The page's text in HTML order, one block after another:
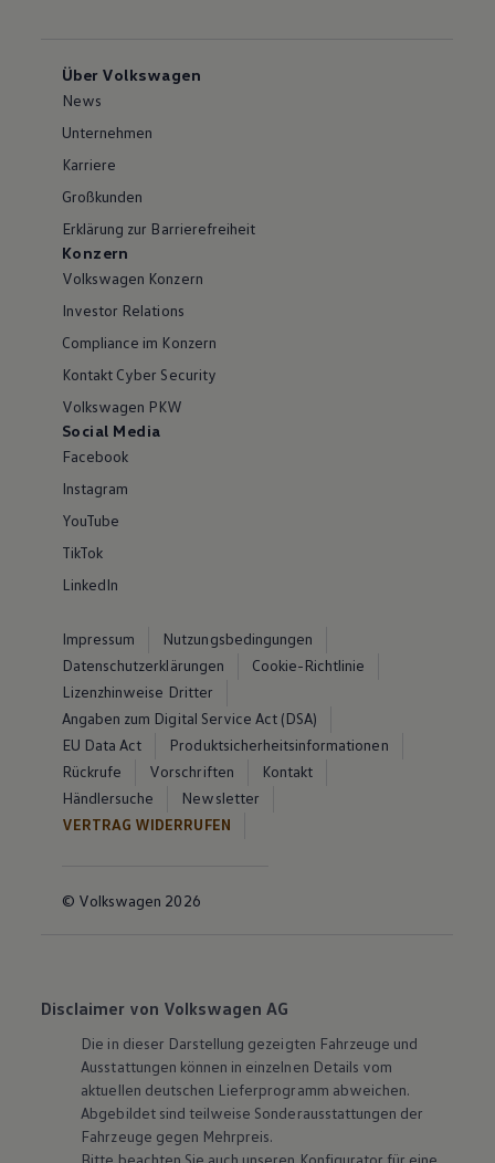
Über Volkswagen
News
Unternehmen
Karriere
Großkunden
Erklärung zur Barrierefreiheit
Konzern
Volkswagen Konzern
Investor Relations
Compliance im Konzern
Kontakt Cyber Security
Volkswagen PKW
Social Media
Facebook
Instagram
YouTube
TikTok
LinkedIn
Impressum
Nutzungsbedingungen
Datenschutzerklärungen
Cookie-Richtlinie
Lizenzhinweise Dritter
Angaben zum Digital Service Act (DSA)
EU Data Act
Produktsicherheitsinformationen
Rückrufe
Vorschriften
Kontakt
Händlersuche
Newsletter
VERTRAG WIDERRUFEN
© Volkswagen 2026
Disclaimer von Volkswagen AG
Die in dieser Darstellung gezeigten Fahrzeuge und
Ausstattungen können in einzelnen Details vom
aktuellen deutschen Lieferprogramm abweichen.
Abgebildet sind teilweise Sonderausstattungen der
Fahrzeuge gegen Mehrpreis.